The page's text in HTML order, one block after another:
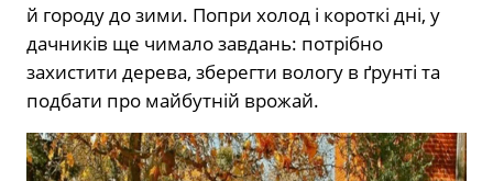
й городу до зими. Попри холод і короткі дні, у
дачників ще чимало завдань: потрібно
захистити дерева, зберегти вологу в ґрунті та
подбати про майбутній врожай.